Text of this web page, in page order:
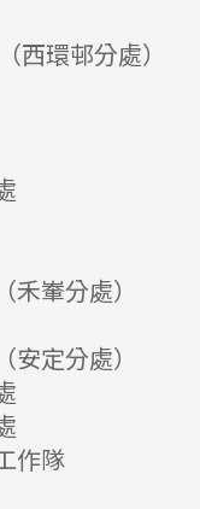
西環邨分處）
輋分處）
定分處）
作隊